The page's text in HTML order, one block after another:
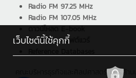
Radio FM 97.25 MHz
Radio FM 107.05 MHz
ดาวน์โหลด E-book
ดาวน์โหลด ซอฟต์แวร์
คณะบริหารธุรกิจและศิลปศาสตร์ มทร.ล้าน
เว็บไซต์นี้ใช้คุกกี้